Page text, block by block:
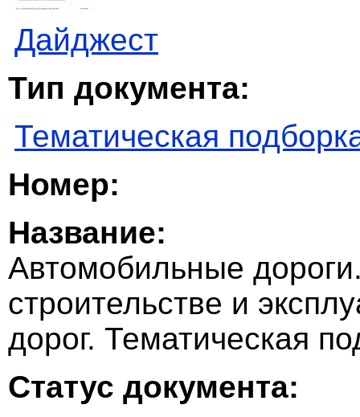
Дайджест
Тип документа:
Тематическая
Номер:
Название:
Автомобильные
строительстве и
дорог. Тематическая
Статус документа: